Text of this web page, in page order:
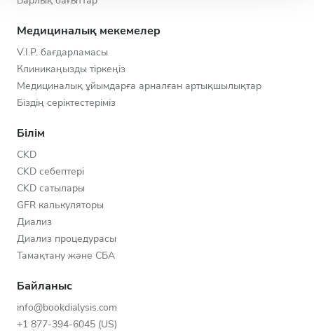
Медициналық мекемелер
V.I.P. бағдарламасы
Клиникаңызды тіркеңіз
Медициналық ұйымдарға арналған артықшылықтар
Біздің серіктестеріміз
Білім
CKD
CKD себептері
CKD сатылары
GFR калькуляторы
Диализ
Диализ процедурасы
Тамақтану және СБА
Байланыс
info@bookdialysis.com
+1 877-394-6045 (US)